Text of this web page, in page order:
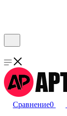
Сравнение0